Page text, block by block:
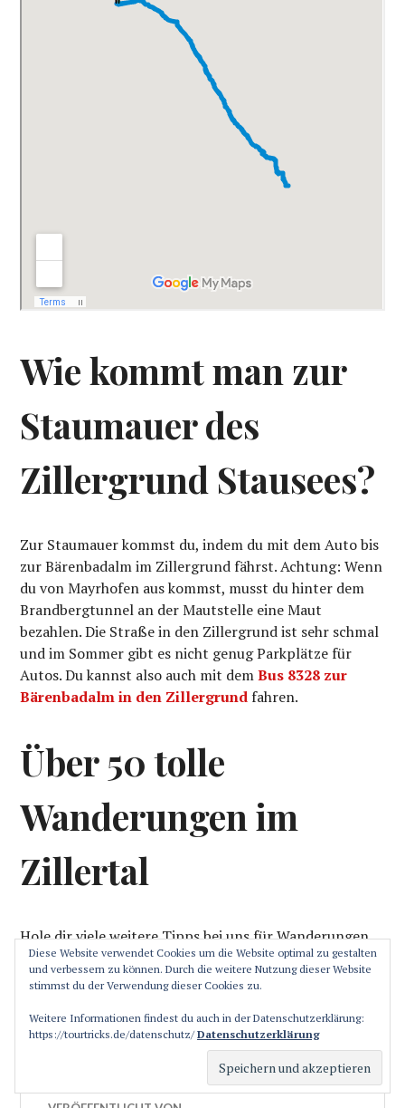
Wie kommt man zur
Staumauer des
Zillergrund Stausees?
Zur Staumauer kommst du, indem du mit dem Auto bis
zur Bärenbadalm im Zillergrund fährst. Achtung: Wenn
du von Mayrhofen aus kommst, musst du hinter dem
Brandbergtunnel an der Mautstelle eine Maut
bezahlen. Die Straße in den Zillergrund ist sehr schmal
und im Sommer gibt es nicht genug Parkplätze für
Autos. Du kannst also auch mit demBus 8328 zur
Bärenbadalm in den Zillergrund fahren.
Über 50 tolle
Wanderungen im
Zillertal
Hole dir viele weitere Tipps bei uns für Wanderungen
im Zillertal. Mehr als 50 Tipps findest du hier:
gratis
Diese Website verwendet Cookies um die Website optimal zu gestalten
und verbessern zu können. Durch die weitere Nutzung dieser Website
stimmst du der Verwendung dieser Cookies zu.
Weitere Informationen findest du auch in der Datenschutzerklärung:
https://tourtricks.de/datenschutz/Datenschutzerklärung